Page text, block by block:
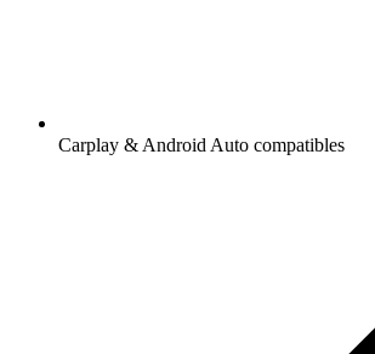
Carplay & Android Auto compatibles